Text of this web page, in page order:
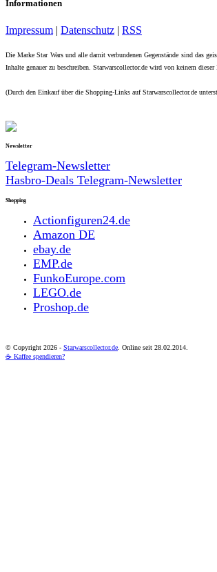
Informationen
Impressum | Datenschutz | RSS
Die Marke Star Wars und alle damit verbundenen Gegenstände sind das
Inhalte genauer zu beschreiben. Starwarscollector.de wird von keinem
(Durch den Einkauf über die Shopping-Links auf Starwarscollector.de
Newsletter
Telegram-Newsletter
Hasbro-Deals Telegram-Newsletter
Shopping
Actionfiguren24.de
Amazon DE
ebay.de
EMP.de
FunkoEurope.com
LEGO.de
Proshop.de
© Copyright 2026 - Starwarscollector.de . Online seit 28.02.2014.
☕ Kaffee spendieren?